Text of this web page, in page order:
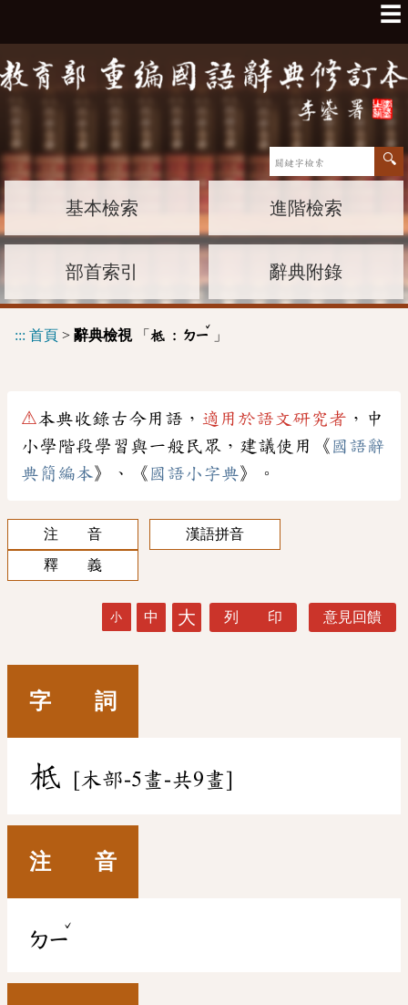
☰
基本檢索 進階檢索
部首索引 辭典附錄
::: 首頁 > 辭典檢視「 柢 : ㄉㄧ
ˇ
」
⚠本典收錄古今用語， 適用於語文研究者 ，中
小學階段學習與一般民眾，建議使用《 國語辭
典簡編本》、《 國語小字典》。
注 音
漢語拼音
釋 義
小 中 大 列 印 意見回饋
字 詞
柢 [木部-5畫-共9畫]
注 音
ㄉㄧ
ˇ